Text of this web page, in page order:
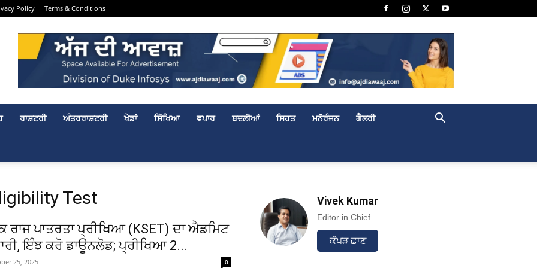
Policy Terms & Conditions
ਰਾਸ਼ਟਰੀ ਅੰਤਰਰਾਸ਼ਟਰੀ ਖੇਡਾਂ ਸਿੱਖਿਆ ਵਪਾਰ ਬਦਲੀਆਂ ਸਿਹਤ ਮਨੋਰੰਜਨ ਗੈਲਰੀ
Test
ਰਾਜ ਪਾਤਰਤਾ ਪ੍ਰੀਖਿਆ (KSET) ਦਾ ਐਡਮਿਟ
ਇੰਝ ਕਰੋ ਡਾਊਨਲੋਡ; ਪ੍ਰੀਖਿਆ 2...
25, 2025 0
Vivek Kumar
Editor in Chief
ਕੱਪੜ ਛਾਣ